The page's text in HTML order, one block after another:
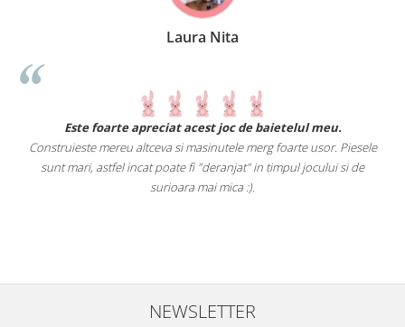
Laura Nita
Este foarte apreciat acest joc de baietelul meu.
Construieste mereu altceva si masinutele merg foarte usor. Piesele
sunt mari, astfel incat poate fi "deranjat" in timpul jocului si de
surioara mai mica :).
NEWSLETTER